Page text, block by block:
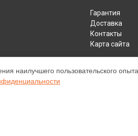
Гарантия
Доставка
Контакты
Карта сайта
наилучшего пользовательского